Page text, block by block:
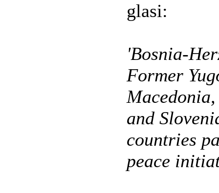
glasi:
'Bosnia-
Former
and
countries
peace